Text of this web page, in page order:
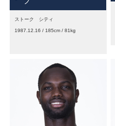
ストーク シティ
1987.12.16 / 185cm / 81kg